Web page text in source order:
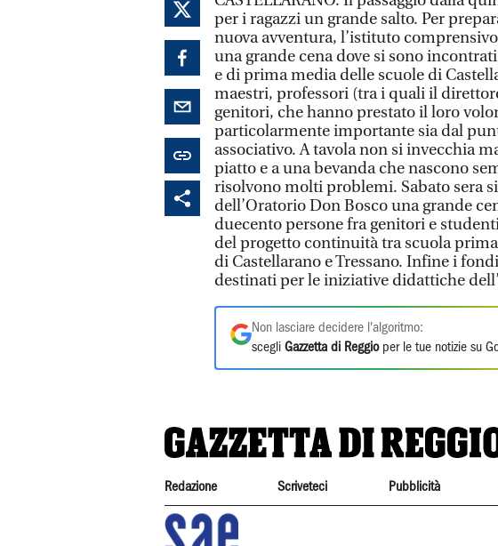
per i ragazzi un grande salto. Per
nuova avventura, l’istituto
una grande cena dove si sono
e di prima media delle scuole di
maestri, professori (tra i quali il
genitori, che hanno prestato il loro
particolarmente importante sia dal
associativo. A tavola non si invecchia
piatto e a una bevanda che nascono
risolvono molti problemi. Sabato sera
dell’Oratorio Don Bosco una grande
duecento persone fra genitori e
del progetto continuità tra scuola
di Castellarano e Tressano. Infine i
destinati per le iniziative didattiche
Non lasciare decidere l'algoritmo:
scegli Gazzetta di Reggioper le tue notizie su
Redazione Scriveteci Pubblicità